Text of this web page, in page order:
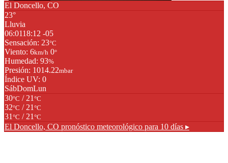
El Doncello, CO
23°
Lluvia
06:0118:12 -05
Sensación: 23°C
Viento: 6km/h 0°
Humedad: 93%
Presión: 1014.22mbar
Índice UV: 0
SábDomLun
30°C / 21 °C
32°C / 21 °C
31 °C / 21 °C
El Doncello, CO pronóstico meteorológico para 10 días ▸